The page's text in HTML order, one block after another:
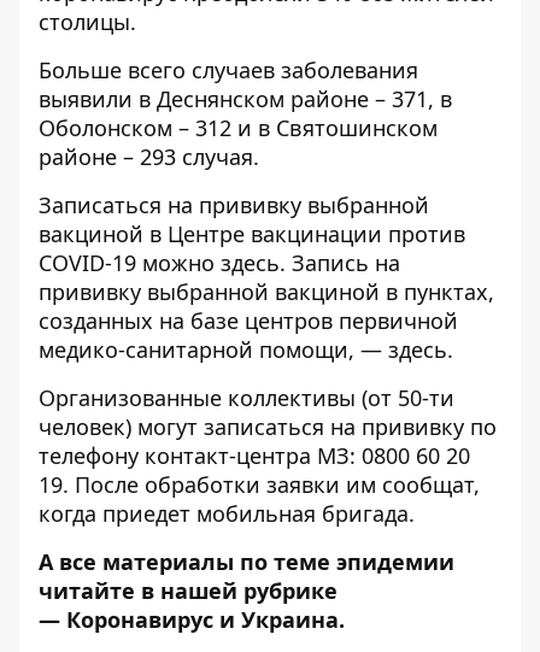
столицы.
Больше всего случаев заболевания
выявили в Деснянском районе – 371, в
Оболонском – 312 и в Святошинском
районе – 293 случая.
Записаться на прививку выбранной
вакциной в Центре вакцинации против
COVID-19 можно здесь. Запись на
прививку выбранной вакциной в пунктах,
созданных на базе центров первичной
медико-санитарной помощи, — здесь.
Организованные коллективы (от 50-ти
человек) могут записаться на прививку по
телефону контакт-центра МЗ: 0800 60 20
19. После обработки заявки им сообщат,
когда приедет мобильная бригада.
А все материалы по теме эпидемии
читайте в нашей рубрике
— Коронавирус и Украина.